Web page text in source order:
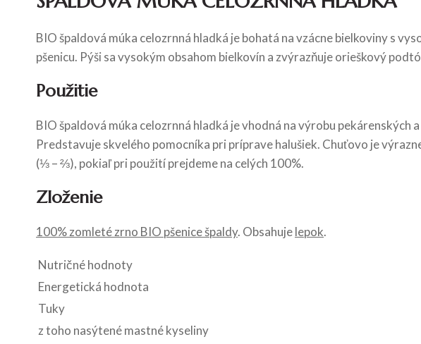
BIO špaldová múka celozrnná hladká je bohatá na vzácne bielkoviny s
pšenicu. Pýši sa vysokým obsahom bielkovín a zvýrazňuje orieškový
Použitie
BIO špaldová múka celozrnná hladká je vhodná na výrobu
Predstavuje skvelého pomocníka pri príprave halušiek. Chuťovo je
(⅓ – ⅔), pokiaľ pri použití prejdeme na celých 100%.
Zloženie
100% zomleté zrno BIO pšenice špaldy. Obsahujelepok.
Nutričné hodnoty
Energetická hodnota
Tuky
z toho nasýtené mastné kyseliny